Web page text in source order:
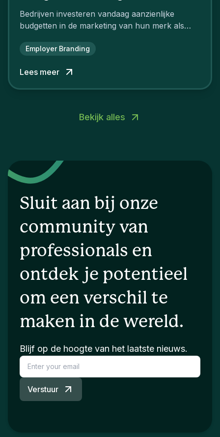
Bedrijven investeren vandaag aanzienlijke
budgetten in de marketing van hun merk als
Employer Branding
Lees meer
Bekijk alles
Sluit aan bij onze
community van
professionals en
ontdek je potentieel
om een verschil te
maken in de wereld.
Blijf op de hoogte van het laatste nieuws.
Verstuur